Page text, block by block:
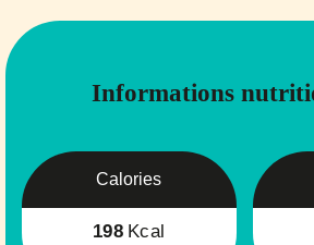
Informations
Calories
198 Kcal